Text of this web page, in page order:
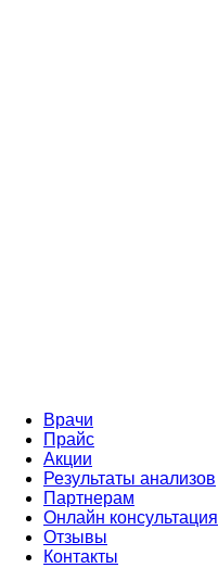
Врачи
Прайс
Акции
Результаты анализов
Партнерам
Онлайн консультация
Отзывы
Контакты